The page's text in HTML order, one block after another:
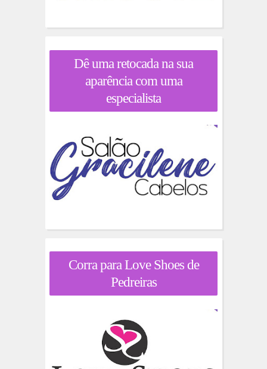
Dê uma retocada na sua
aparência com uma
especialista
Corra para Love Shoes de
Pedreiras